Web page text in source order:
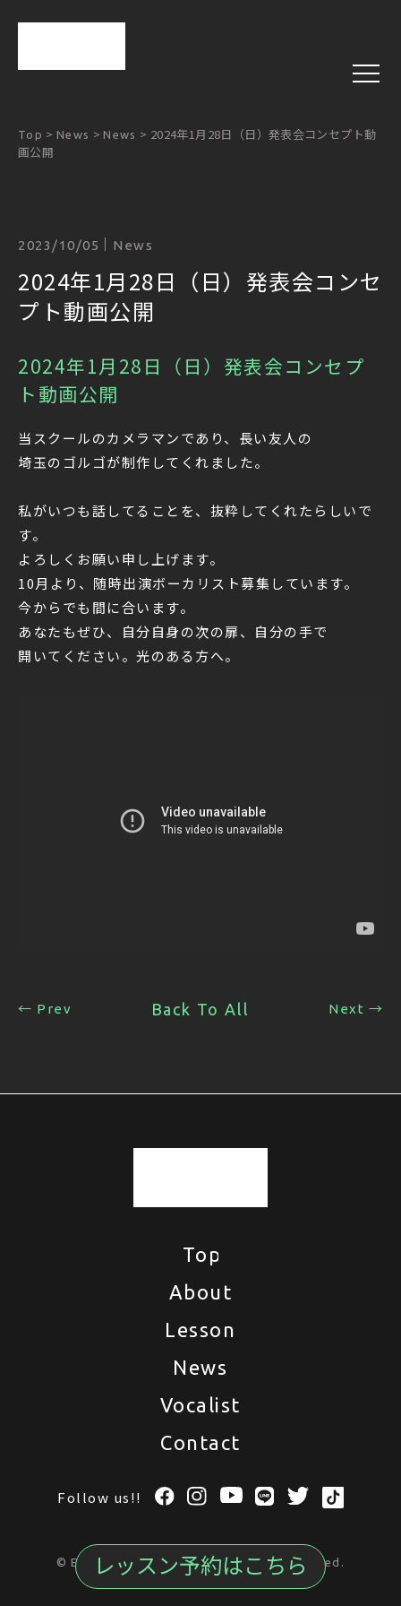
レッスン予約はこちら
Top >News >News > 2024年1月28日（日）発表会コンセプト動
画公開
2023/10/05 News
2024年1月28日（日）発表会コンセ
プト動画公開
2024年1月28日（日）発表会コンセプ
ト動画公開
当スクールのカメラマンであり、長い友人の
埼玉のゴルゴが制作してくれました。
私がいつも話してることを、抜粋してくれたらしいで
す。
よろしくお願い申し上げます。
10月より、随時出演ボーカリスト募集しています。
今からでも間に合います。
あなたもぜひ、自分自身の次の扉、自分の手で
開いてください。光のある方へ。
← Prev Back To All Next →
Top
About
About
Lesson
Lesson
News
News
Vocalist
Vocalist
Contact
Contact
Follow us!!
© ENAZOU Vocal SchoolAll Rights Reserved.